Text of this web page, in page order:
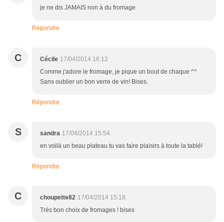
je ne dis JAMAIS non à du fromage
Répondre
C Cécile 17/04/2014 16:12
Comme j'adore le fromage, je pique un bout de chaque ^^
Sans oublier un bon verre de vin! Bises.
Répondre
S sandra 17/04/2014 15:54
en voilà un beau plateau tu vas faire plaisirs à toute la tablé!
Répondre
C choupette82 17/04/2014 15:18
Très bon choix de fromages ! bises